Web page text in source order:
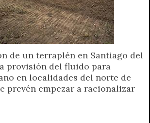
de un terraplén en Santiago del
provisión del fluido para
en localidades del norte de
prevén empezar a racionalizar